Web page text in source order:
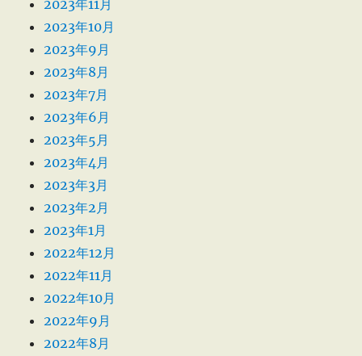
2023年11月
2023年10月
2023年9月
2023年8月
2023年7月
2023年6月
2023年5月
2023年4月
2023年3月
2023年2月
2023年1月
2022年12月
2022年11月
2022年10月
2022年9月
2022年8月